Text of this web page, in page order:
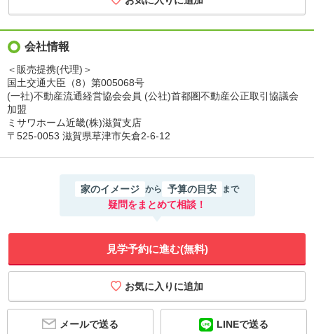
会社情報
＜販売提携(代理)＞
国土交通大臣（8）第005068号
(一社)不動産流通経営協会会員 (公社)首都圏不動産公正取引協議会
加盟
ミサワホーム近畿(株)滋賀支店
〒525-0053 滋賀県草津市矢倉2-6-12
家のイメージ から 予算の目安 まで
疑問をまとめて相談！
見学予約に進む(無料)
メールで送る LINEで送る